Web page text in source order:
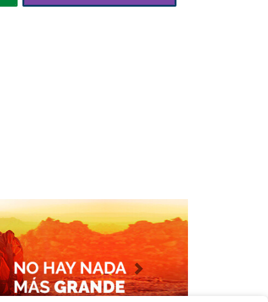
Imagen siguiente